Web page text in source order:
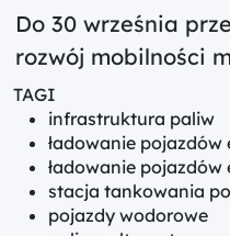
Do 30 września
rozwój mobilności
TAGI
infrastruktura paliw
ładowanie pojazdów
ładowanie pojazdów
stacja tankowania
pojazdy wodorowe